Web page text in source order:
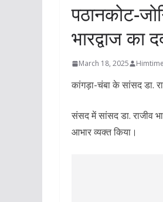
पठानकोट-
भारद्वाज का
March 18, 2025
कांगड़ा-चंबा के सांसद डा.
संसद में सांसद डा. राजीव
आभार व्यक्त किया।